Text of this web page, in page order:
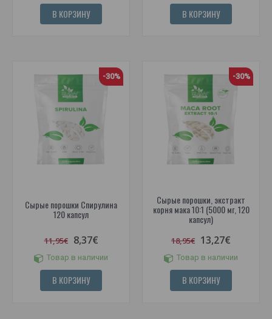
В КОРЗИНУ В КОРЗИНУ
-30%
Сырые порошки Спирулина
120 капсул
11,95€ 8,37€
Товар в наличии
В КОРЗИНУ
-30%
Сырые порошки, экстракт
корня мака 10:1 (5000 мг, 120
капсул)
18,95€ 13,27€
Товар в наличии
В КОРЗИНУ